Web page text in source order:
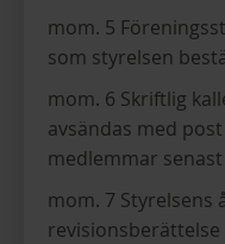
mom. 5
som styrelsen
mom. 6 Skriftlig
avsändas med
medlemmar
mom. 7 Styrelsens